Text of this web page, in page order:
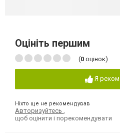
Оцініть першим
(0 оцінок)
Я
Ніхто ще не рекомендував
Авторизуйтесь
щоб оцінити і порекомендувати